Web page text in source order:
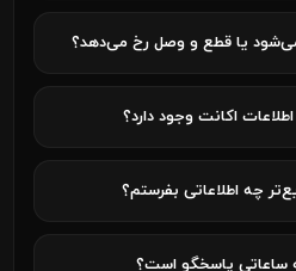
می‌شود یا قطع و وصل رخ می‌دهد؟
اکانت وجود دارد؟
چه اطلاعاتی بفرستم؟
ساعاتی پاسخگو است؟